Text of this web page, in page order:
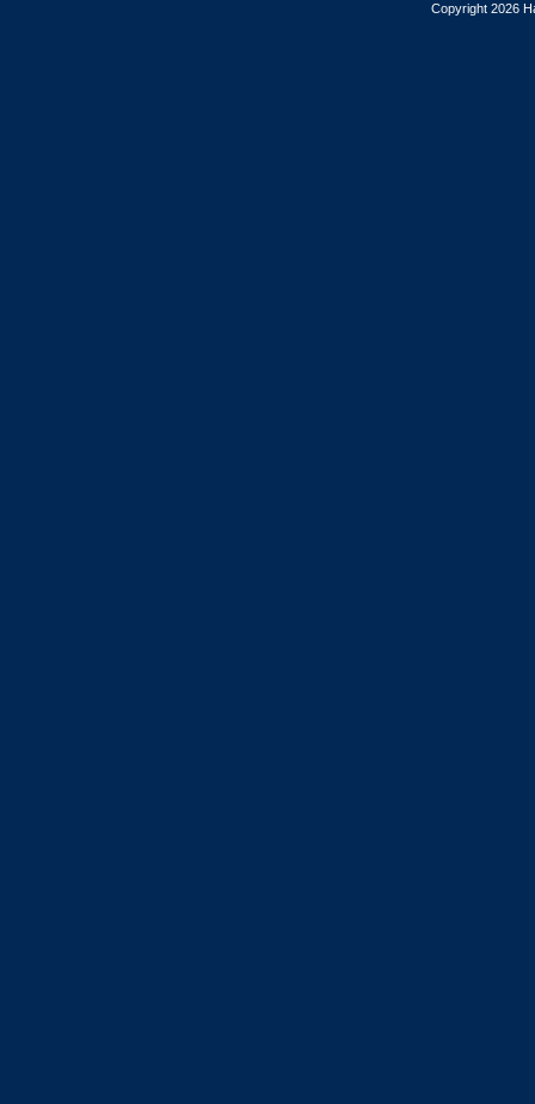
Copyright 2026